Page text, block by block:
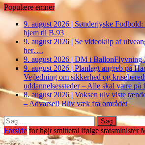
Populære emner
9. august 2026 | Sønderjyske
hjem til B.93
9. august 2026 | Se videoklip af
her….
9. august 2026 | DM i BallonFlyvning
9. august 2026 | Planlagt angreb på
Vejledning om sikkerhed og
uddannelsessteder – Alle skal være på
8. august 2026 | Voksen ulv viste
– Advarsel! Bliv væk fra området
Søg
efter:
Forside for højt smittetal ifølge statsminister